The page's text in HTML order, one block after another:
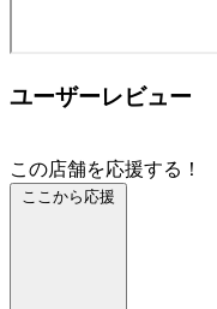
ユーザーレビュー
この店舗を応援する！
ここから応援